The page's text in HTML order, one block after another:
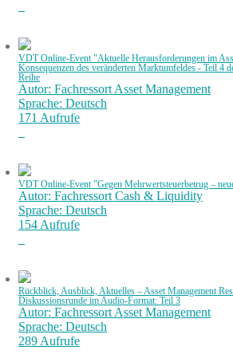
VDT Online-Event "Aktuelle Herausforderungen im
Konsequenzen des veränderten Marktumfeldes - Teil 4
Reihe
Autor: Fachressort Asset Management
Sprache: Deutsch
171 Aufrufe
VDT Online-Event "Gegen Mehrwertsteuerbetrug –
Autor: Fachressort Cash & Liquidity
Sprache: Deutsch
154 Aufrufe
Rückblick, Ausblick, Aktuelles – Asset Management
Diskussionsrunde im Audio-Format: Teil 3
Autor: Fachressort Asset Management
Sprache: Deutsch
289 Aufrufe